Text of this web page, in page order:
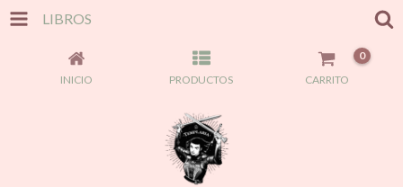
LIBROS
INICIO PRODUCTOS CARRITO
0